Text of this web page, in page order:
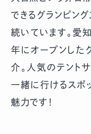
できるグランピン
続いています。愛
年にオープンした
介。人気のテント
一緒に行けるスポ
魅力です！